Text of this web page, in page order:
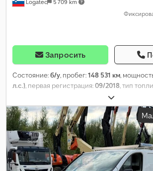
Logatec 5 709 km
Запросить
Состояние:б/у, пробег:148 531 км,
л.с.), первая регистрация:09/2018, тип
механический
пространства:9 м³, длина грузового отсека:
пространства для загрузки:1 620 мм,
отсека:1 930 мм, Год выпуска:2018,
кондиционер, сажевый фильтр,
электронная программа стабилизации